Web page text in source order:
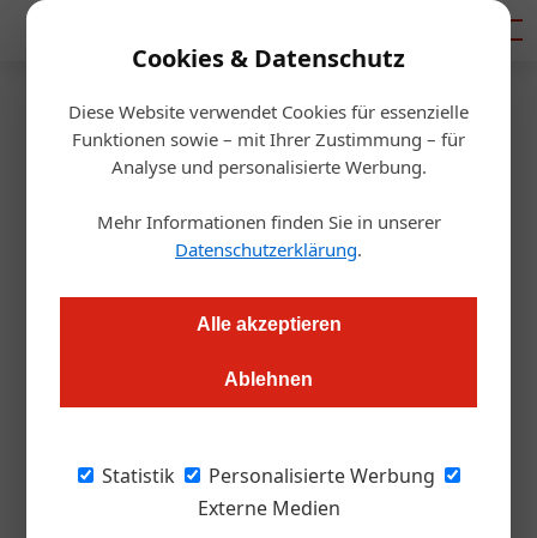
Cookies & Datenschutz
Diese Website verwendet Cookies für essenzielle
Funktionen sowie – mit Ihrer Zustimmung – für
Analyse und personalisierte Werbung.
Mehr Informationen finden Sie in unserer
Datenschutzerklärung.
Alle akzeptieren
Ablehnen
Statistik
Personalisierte Werbung
Externe Medien
Artikel von Von:
Redaktion Bauzeitung
Von: Redaktion Bauzeitung